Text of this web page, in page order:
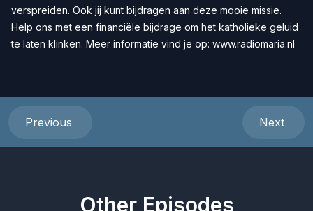
verspreiden. Ook jij kunt bijdragen aan deze mooie missie.
Help ons met een financiële bijdrage om het katholieke geluid
te laten klinken. Meer informatie vind je op: www.radiomaria.nl
Previous Next
Other Episodes